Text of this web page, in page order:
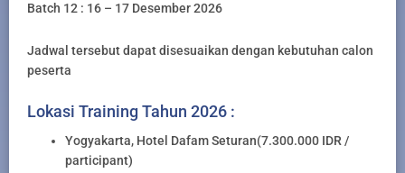
Batch 12 : 16 – 17 Desember 2026
Jadwal tersebut dapat disesuaikan dengan kebutuhan calon
peserta
Lokasi Training Tahun 2026 :
Yogyakarta, Hotel Dafam Seturan(7.300.000 IDR /
participant)